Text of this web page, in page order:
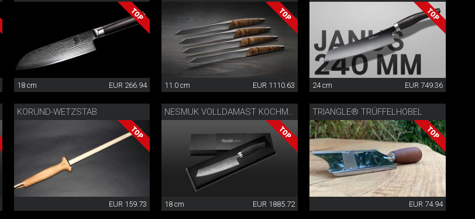
18 cm EUR 266.94 11.0 cm EUR 1110.63 24 cm EUR 749.36
KORUND-WETZSTAB
EUR 159.73
NESMUK VOLLDAMAST KOCHMESSER
18 cm EUR 1885.72
TRIANGLE® TRÜFFELHOBEL
EUR 74.94